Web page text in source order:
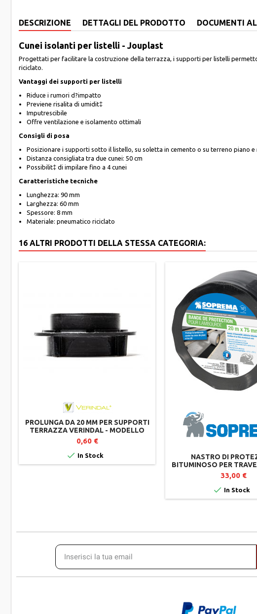
DESCRIZIONE DETTAGLI DEL PRODOTTO DOCUMENTI
Cunei isolanti per listelli - Jouplast
Progettati per facilitare la costruzione della terrazza, i supporti per listelli
riciclato.
Vantaggi dei supporti per listelli
Riduce i rumori d?impatto
Previene risalita di umidit‡
Imputrescibile
Offre ventilazione e isolamento ottimali
Consigli di posa
Posizionare i supporti sotto il listello, su soletta in cemento o su terreno piano e
Distanza consigliata tra due cunei: 50 cm
Possibilit‡ di impilare fino a 4 cunei
Caratteristiche tecniche
Lunghezza: 90 mm
Larghezza: 60 mm
Spessore: 8 mm
Materiale: pneumatico riciclato
16 ALTRI PRODOTTI DELLA STESSA CATEGORIA:
PROLUNGA DA 20 MM PER SUPPORTI
TERRAZZA VERINDAL - MODELLO
R20
0,60 €
 In Stock
NASTRO DI
BITUMINOSO PER
X 20 M
33,00 €
 In Stock